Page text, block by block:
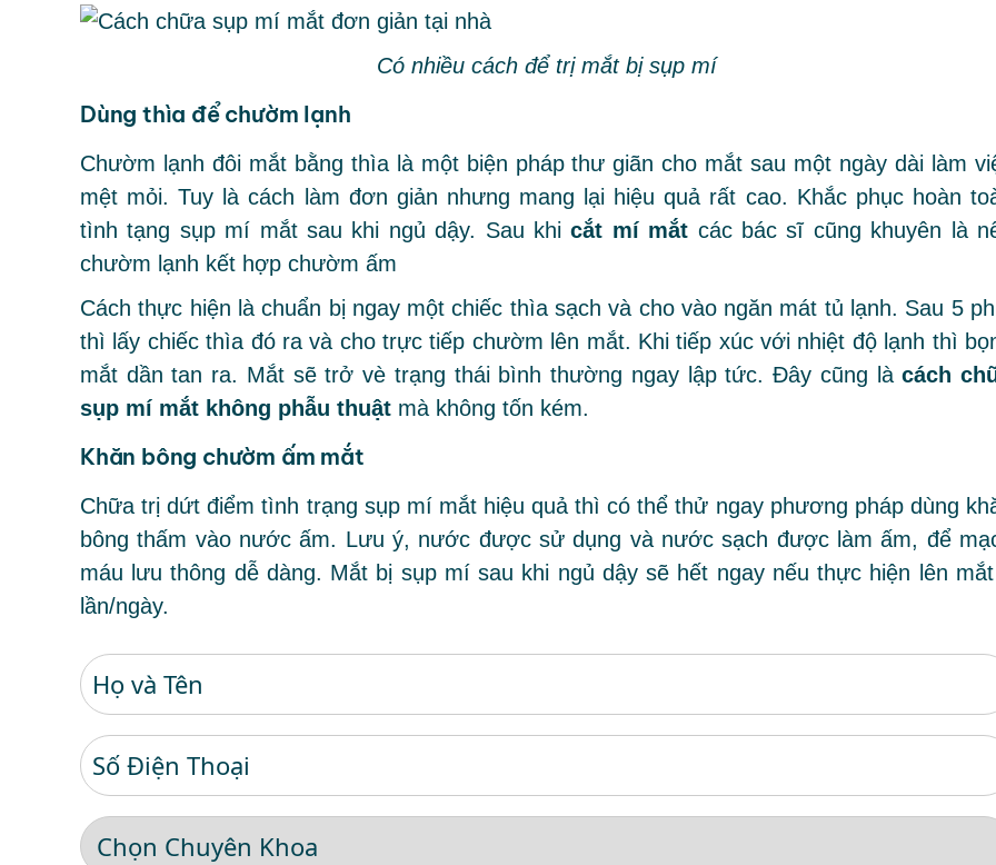
Có nhiều cách để trị mắt bị sụp mí
Dùng thìa để chườm lạnh
Chườm lạnh đôi mắt bằng thìa là một biện pháp thư giãn cho mắt sau một ngày dài làm
mệt mỏi. Tuy là cách làm đơn giản nhưng mang lại hiệu quả rất cao. Khắc phục hoàn
tình tạng sụp mí mắt sau khi ngủ dậy. Sau khicắt mí mắt các bác sĩ cũng khuyên là
chườm lạnh kết hợp chườm ấm
Cách thực hiện là chuẩn bị ngay một chiếc thìa sạch và cho vào ngăn mát tủ lạnh. Sau 5
thì lấy chiếc thìa đó ra và cho trực tiếp chườm lên mắt. Khi tiếp xúc với nhiệt độ lạnh thì
mắt dần tan ra. Mắt sẽ trở vè trạng thái bình thường ngay lập tức. Đây cũng làcách
sụp mí mắt không phẫu thuật mà không tốn kém.
Khăn bông chườm ấm mắt
Chữa trị dứt điểm tình trạng sụp mí mắt hiệu quả thì có thể thử ngay phương pháp dùng
bông thấm vào nước ấm. Lưu ý, nước được sử dụng và nước sạch được làm ấm, để
máu lưu thông dễ dàng. Mắt bị sụp mí sau khi ngủ dậy sẽ hết ngay nếu thực hiện lên
lần/ngày.